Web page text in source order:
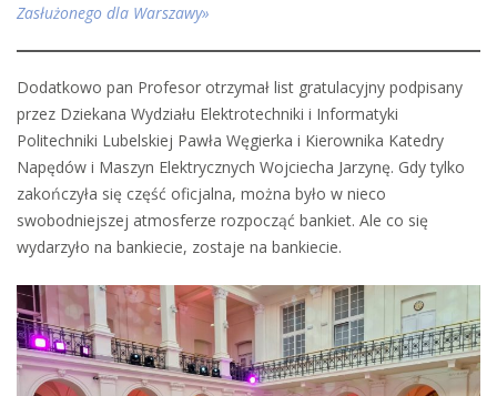
Zasłużonego dla Warszawy»
Dodatkowo pan Profesor otrzymał list gratulacyjny podpisany
przez Dziekana Wydziału Elektrotechniki i Informatyki
Politechniki Lubelskiej Pawła Węgierka i Kierownika Katedry
Napędów i Maszyn Elektrycznych Wojciecha Jarzynę. Gdy tylko
zakończyła się część oficjalna, można było w nieco
swobodniejszej atmosferze rozpocząć bankiet. Ale co się
wydarzyło na bankiecie, zostaje na bankiecie.